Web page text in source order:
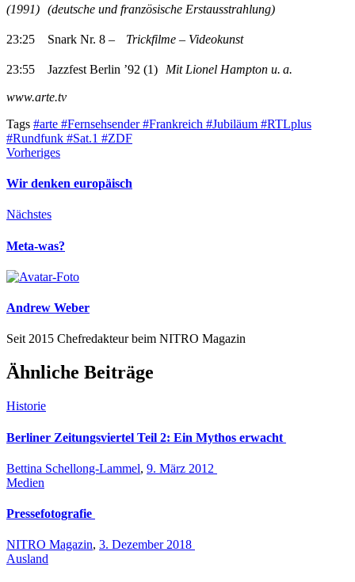
(1991) (deutsche und französische Erstaus­strahlung)
23:25 Snark Nr. 8 – Trickfilme – Videokunst
23:55 Jazzfest Berlin ’92 (1) Mit Lionel Hampton u. a.
www.arte.tv
Tags #arte #Fernsehsender#Frankreich #Jubiläum #RTLplus
#Rundfunk #Sat.1 #ZDF
Vorheriges
Wir denken europäisch
Nächstes
Meta-was?
Andrew Weber
Seit 2015 Chefredakteur beim NITRO Magazin
Ähnliche Beiträge
Historie
Berliner Zeitungsviertel Teil 2: Ein Mythos erwacht
Bettina Schellong-Lammel, 9. März 2012
Medien
Pressefotografie
NITRO Magazin, 3. Dezember 2018
Ausland